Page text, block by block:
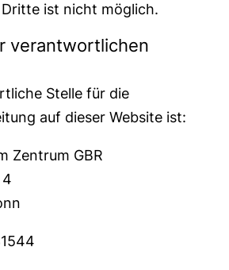
ist nicht möglich.
verantwortlichen
Stelle für die
auf dieser Website ist:
Zentrum GBR
4